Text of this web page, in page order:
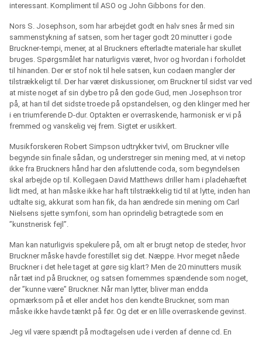
interessant. Kompliment til ASO og John Gibbons for den.
Nors S. Josephson, som har arbejdet godt en halv snes år med sin
sammenstykning af satsen, som her tager godt 20 minutter i gode
Bruckner-tempi, mener, at al Bruckners efterladte materiale har skullet
bruges. Spørgsmålet har naturligvis været, hvor og hvordan i forholdet
til hinanden. Der er stof nok til hele satsen, kun codaen mangler der
tilstrækkeligt til. Der har været diskussioner, om Bruckner til sidst var ved
at miste noget af sin dybe tro på den gode Gud, men Josephson tror
på, at han til det sidste troede på opstandelsen, og den klinger med her
i en triumferende D-dur. Optakten er overraskende, harmonisk er vi på
fremmed og vanskelig vej frem. Sigtet er usikkert.
Musikforskeren Robert Simpson udtrykker tvivl, om Bruckner ville
begynde sin finale sådan, og understreger sin mening med, at vi netop
ikke fra Bruckners hånd har den afsluttende coda, som begyndelsen
skal arbejde op til. Kollegaen David Matthews driller ham i pladehæftet
lidt med, at han måske ikke har haft tilstrækkelig tid til at lytte, inden han
udtalte sig, akkurat som han fik, da han ændrede sin mening om Carl
Nielsens sjette symfoni, som han oprindelig betragtede som en
”kunstnerisk fejl”.
Man kan naturligvis spekulere på, om alt er brugt netop de steder, hvor
Bruckner måske havde forestillet sig det. Næppe. Hvor meget nåede
Bruckner i det hele taget at gøre sig klart? Men de 20 minutters musik
når tæt ind på Bruckner, og satsen fornemmes spændende som noget,
der ”kunne være” Bruckner. Når man lytter, bliver man endda
opmærksom på et eller andet hos den kendte Bruckner, som man
måske ikke havde tænkt på før. Og det er en lille overraskende gevinst.
Jeg vil være spændt på modtagelsen ude i verden af denne cd. En